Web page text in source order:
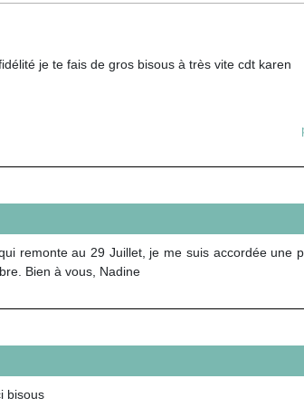
je te fais de gros bisous à très vite cdt karen
remonte au 29 Juillet, je me suis accordée une
Bien à vous, Nadine
bisous